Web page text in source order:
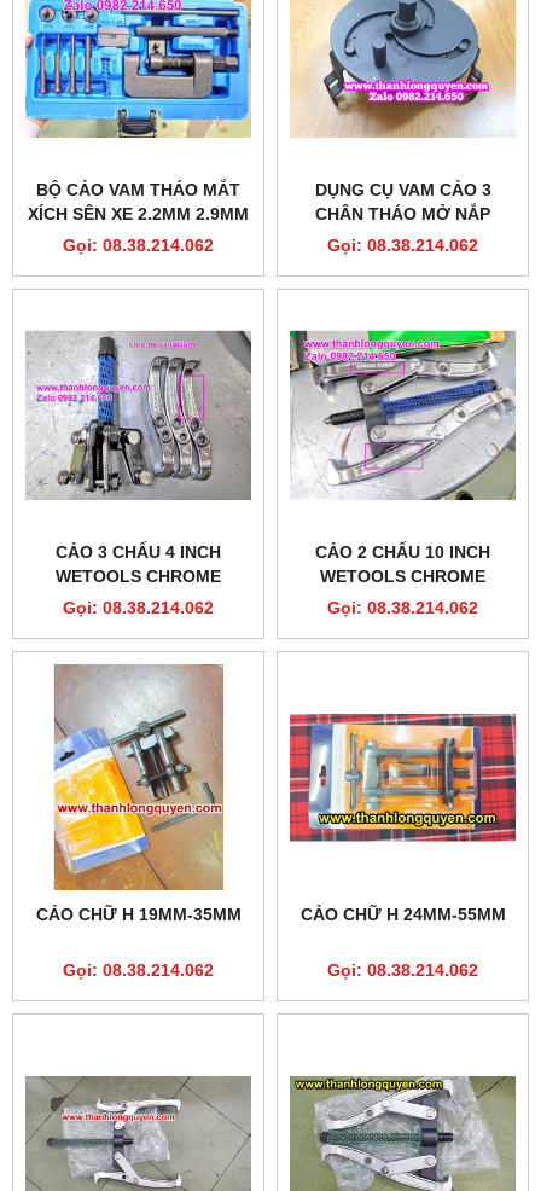
BỘ CẢO VAM THÁO MẮT
XÍCH SÊN XE 2.2MM 2.9MM
3.8MM
Gọi: 08.38.214.062
DỤNG CỤ VAM CẢO 3
CHÂN THÁO MỞ NẮP
NHỰA BÌNH XĂNG Ô TÔ
Gọi: 08.38.214.062
CẢO 3 CHẤU 4 INCH
WETOOLS CHROME
VANADIUM, VAM 3 CHẤU 4
Gọi: 08.38.214.062
CẢO 2 CHẤU 10 INCH
WETOOLS CHROME
VANADIUM, VAM 2 CHẤU
Gọi: 08.38.214.062
CẢO CHỮ H 19MM-35MM
Gọi: 08.38.214.062
CẢO CHỮ H 24MM-55MM
Gọi: 08.38.214.062